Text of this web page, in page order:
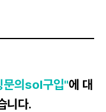
의sol구입"에 대
니다.